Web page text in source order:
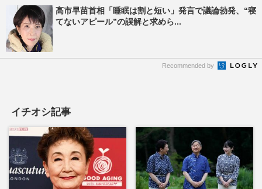
高市早苗首相「睡眠は割と短い」発言で議論勃発、“寝
てないアピール”の誤解と求めら...
Recommended by
イチオシ記事